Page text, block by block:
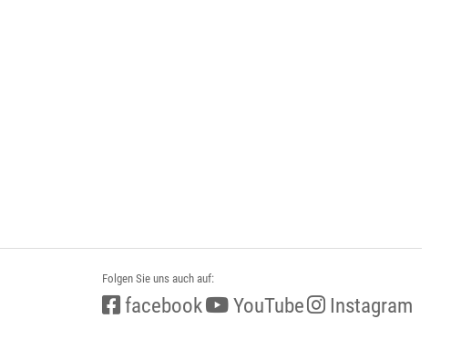
Folgen Sie uns auch auf:
facebook YouTube Instagram